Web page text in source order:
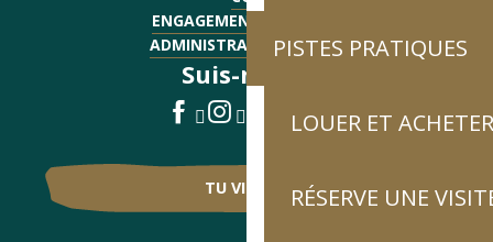
PISTES PRATIQUES
LOUER ET
RÉSERVE UNE
ENGAGEMENTS QUALITÉ
ADMINISTRATIF - EMPLOI
Suis-nous !
TU VIENS ?